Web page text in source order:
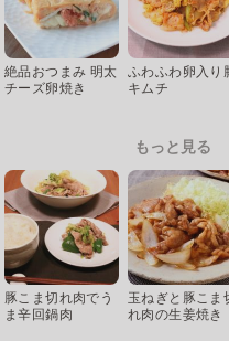
絶品おつまみ 明太
チーズ卵焼き
ふわふわ卵入り
キムチ
もっと見る
豚こま切れ肉でう
ま辛回鍋肉
玉ねぎと豚こま
れ肉の生姜焼き